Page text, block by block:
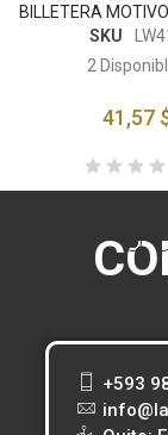
BILLETERA
SKU
2
41,57
+593